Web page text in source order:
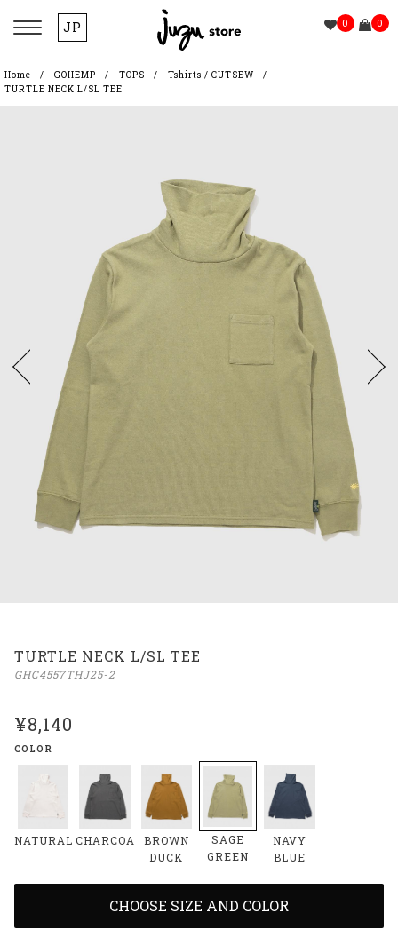
JP 0 0
Home GOHEMP TOPS
Tshirts / CUTSEW
TURTLE NECK L/SL TEE
TURTLE NECK L/SL TEE
GHC4557THJ25-2
¥8,140
COLOR
NATURAL CHARCOAL
BROWN
DUCK
SAGE
GREEN
NAVY
BLUE
CHOOSE SIZE AND COLOR